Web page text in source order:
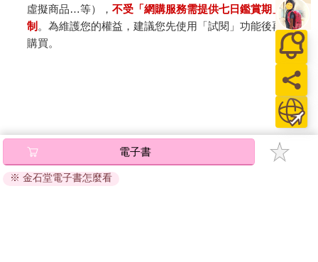
船上的伙食是我們一整年吃過最好的食物。不管是早餐或午餐的
自助吧，還是晚餐的三道正式佳餚，都以呈現食物的原味來烹
飪，食材種類多到我完全無法想像這艘船到底準備多少食物！各
國的起司與巧克力、藜麥沙拉、每晚不同肉類，沒有一餐重複；
而且擺盤方式精美，比有些高級餐廳還漂亮，常常讓我捨不得開
動。廚師是個年輕的北歐男孩，我們每晚進餐廳的第一件事就是
船上沒有網路並沒有讓我覺得躁鬱，反而使我心情自然放鬆。很
多現代人都中了「手機毒」，這十天的「科技排毒」對我們來說
有益無害。唯一讓人痛苦的就是美食當前，卻因為暈船而無法下
嚥。第一天我以為不會暈船，所以沒吃藥，結果吐得唏哩嘩啦，
虛擬商品…等），不受「網購服務需提供七日鑑賞期」的限
制 。為維護您的權益，建議您先使用「試閱」功能後再付款
購買。
電子書
※ 金石堂電子書怎麼看